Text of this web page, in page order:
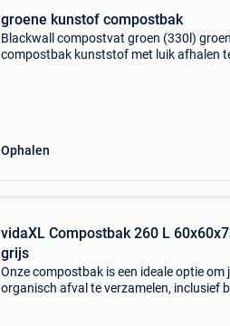
groene kunstof compostbak
Blackwall compostvat groen (330l)
compostbak kunststof met luik afhalen
Ophalen
vidaXL Compostbak 260 L
grijs
Onze compostbak is een ideale optie om
organisch afval te verzamelen, inclusief